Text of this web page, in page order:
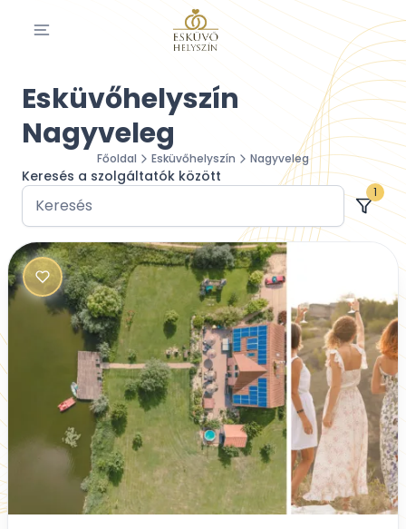
Esküvőhelyszín
Nagyveleg
Főoldal Esküvőhelyszín Nagyveleg
Keresés a szolgáltatók között
1